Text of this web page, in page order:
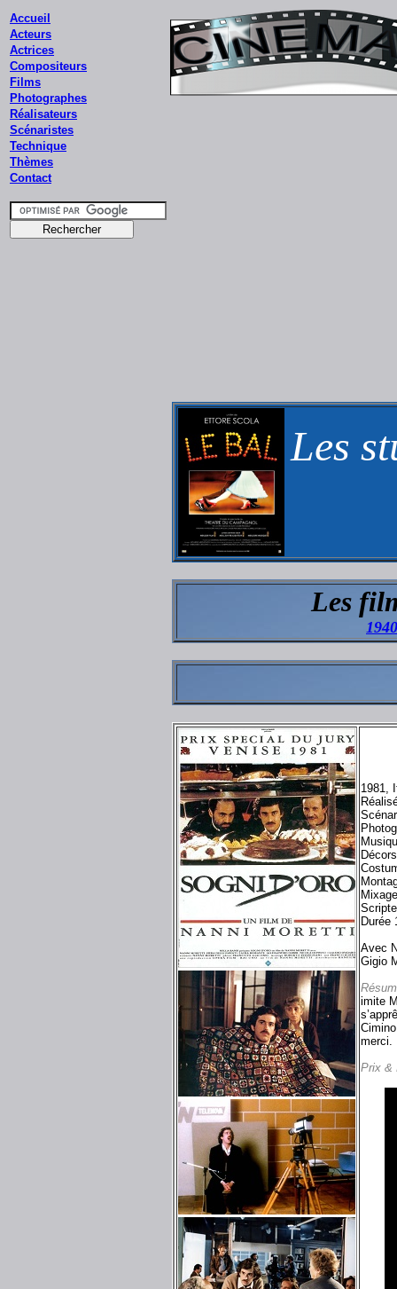
Accueil
Acteurs
Actrices
Compositeurs
Films
Photographes
Réalisateurs
Scénaristes
Technique
Thèmes
Contact
Les
Les
1940
1981,
Durée
Avec
Gigio
imite
merci.
Prix &